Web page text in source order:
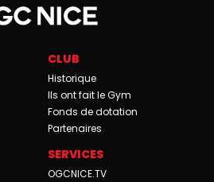
CLUB
Historique
Ils ont fait le Gym
Fonds de dotation
Partenaires
SERVICES
OGCNICE.TV